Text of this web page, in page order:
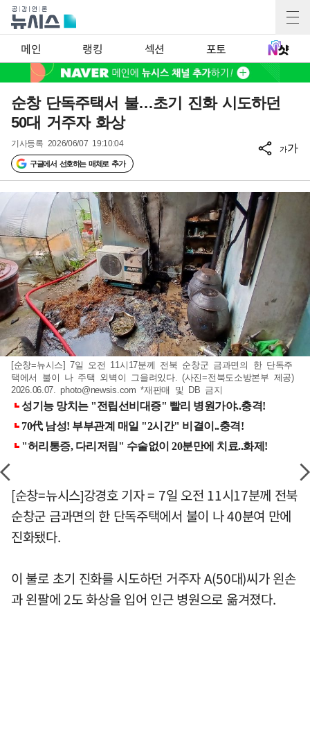
메인 랭킹 섹션 포토
순창 단독주택서 불…초기 진화 시도하던
50대 거주자 화상
기사등록 2026/06/07 19:10:04
구글에서 선호하는 매체로 추가
가가
[순창=뉴시스] 7일 오전 11시17분께 전북 순창군 금과면의 한 단독주
택에서 불이 나 주택 외벽이 그을려있다. (사진=전북도소방본부 제공)
2026.06.07.photo@newsis.com *재판매 및 DB 금지
[순창=뉴시스]강경호 기자 = 7일 오전 11시17분께 전북
순창군 금과면의 한 단독주택에서 불이 나 40분여 만에
진화됐다.
이 불로 초기 진화를 시도하던 거주자 A(50대)씨가 왼손
과 왼팔에 2도 화상을 입어 인근 병원으로 옮겨졌다.